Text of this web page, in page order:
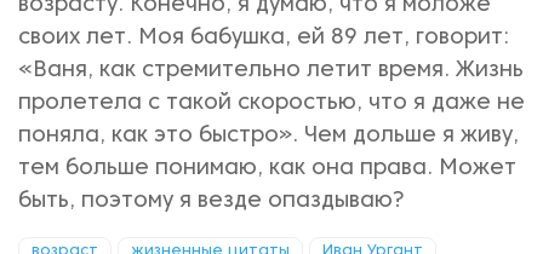
возрасту. Конечно, я думаю, что я моложе
своих лет. Моя бабушка, ей 89 лет, говорит:
«Ваня, как стремительно летит время. Жизнь
пролетела с такой скоростью, что я даже не
поняла, как это быстро». Чем дольше я живу,
тем больше понимаю, как она права. Может
быть, поэтому я везде опаздываю?